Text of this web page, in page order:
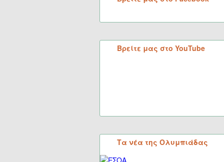
Βρείτε μας στο YouTube
Τα νέα της Ολυμπιάδας